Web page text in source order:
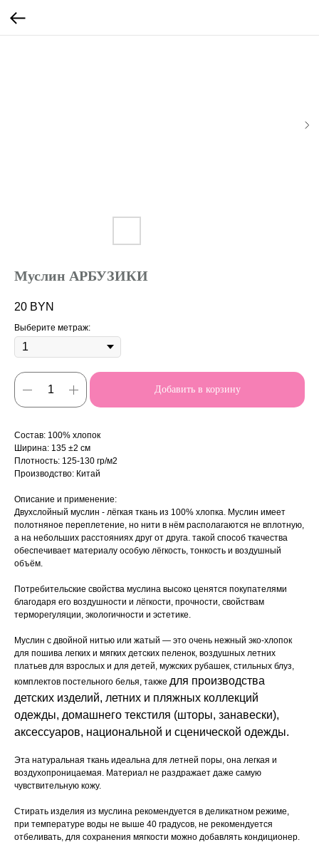
Муслин АРБУЗИКИ
20 BYN
Выберите метраж:
Добавить в корзину
Состав: 100% хлопок
Ширина: 135 ±2 см
Плотность: 125-130 гр/м2
Производство: Китай
Описание и применение:
Двухслойный муслин - лёгкая ткань из 100% хлопка. Муслин имеет
полотняное переплетение, но нити в нём располагаются не вплотную,
а на небольших расстояниях друг от друга. такой способ ткачества
обеспечивает материалу особую лёгкость, тонкость и воздушный
объём.
Потребительские свойства муслина высоко ценятся покупателями
благодаря его воздушности и лёгкости, прочности, свойствам
терморегуляции, экологичности и эстетике.
Муслин с двойной нитью или жатый — это очень нежный эко-хлопок
для пошива легких и мягких детских пеленок, воздушных летних
платьев для взрослых и для детей, мужских рубашек, стильных блуз,
комплектов постельного белья, также для производства
детских изделий, летних и пляжных коллекций
одежды, домашнего текстиля (шторы, занавески),
аксессуаров, национальной и сценической одежды.
Эта натуральная ткань идеальна для летней поры, она легкая и
воздухопроницаемая. Материал не раздражает даже самую
чувствительную кожу.
Стирать изделия из муслина рекомендуется в деликатном режиме,
при температуре воды не выше 40 градусов, не рекомендуется
отбеливать, для сохранения мягкости можно добавлять кондиционер.